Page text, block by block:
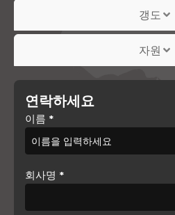
갱도
자원
연락하세요
이름 *
회사명 *